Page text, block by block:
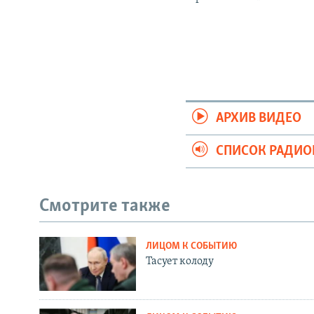
АРХИВ ВИДЕО
СПИСОК
Смотрите также
ЛИЦОМ К СОБЫТИЮ
Тасует колоду